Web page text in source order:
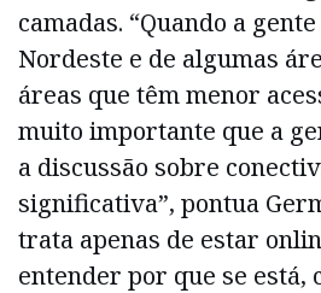
camadas. “Quando a
Nordeste e de algumas
áreas que têm menor
muito importante que a
a discussão sobre
significativa”, pontua
trata apenas de estar
entender por que se está,